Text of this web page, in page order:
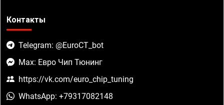
Контакты
Telegram: @EuroCT_bot
Max: Евро Чип Тюнинг
https://vk.com/euro_chip_tuning
WhatsApp: +79317082148